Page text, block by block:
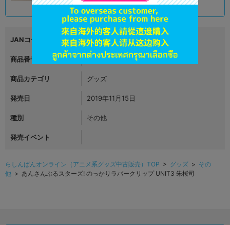
品切状態 690円 税込
JANコード 4970381460655|4970381460662
商品番号 L06270621
商品カテゴリ グッズ
発売日 2019年11月15日
種別 その他
発売イベント
らしんばんオンライン（アニメ系グッズ中古販売）TOP > グッズ > その
他 > あんさんぶるスターズ! のっかりラバークリップ UNIT3 朱桜司